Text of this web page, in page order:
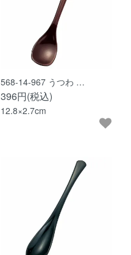
568-14-967 うつわ …
396円(税込)
12.8×2.7cm